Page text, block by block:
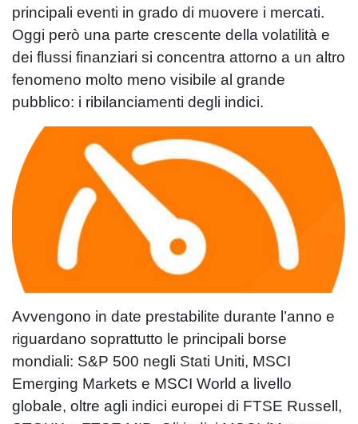
principali eventi in grado di muovere i mercati.
Oggi però una parte crescente della volatilità e
dei flussi finanziari si concentra attorno a un altro
fenomeno molto meno visibile al grande
pubblico: i ribilanciamenti degli indici.
Avvengono in date prestabilite durante l’anno e
riguardano soprattutto le principali borse
mondiali: S&P 500 negli Stati Uniti, MSCI
Emerging Markets e MSCI World a livello
globale, oltre agli indici europei di FTSE Russell,